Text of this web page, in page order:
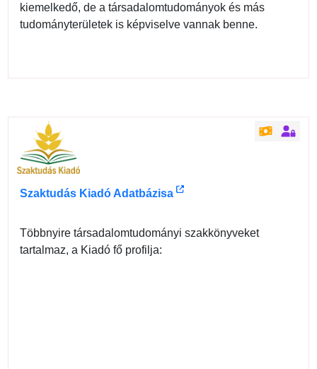
kiemelkedő, de a társadalomtudományok és más
tudományterületek is képviselve vannak benne.
Szaktudás Kiadó Adatbázisa
Többnyire társadalomtudományi szakkönyveket
tartalmaz, a Kiadó fő profilja: